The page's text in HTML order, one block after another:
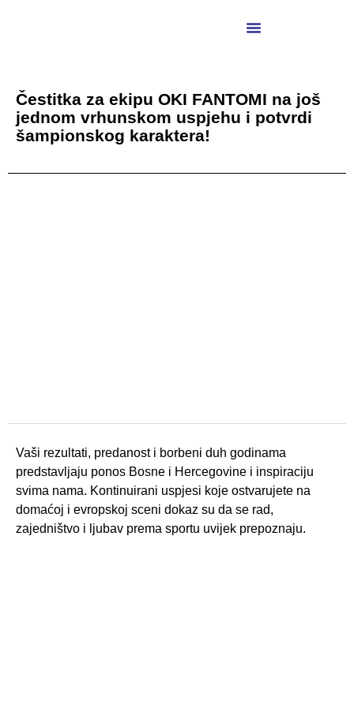
Čestitka za ekipu OKI FANTOMI na još
jednom vrhunskom uspjehu i potvrdi
šampionskog karaktera!
Vaši rezultati, predanost i borbeni duh godinama
predstavljaju ponos Bosne i Hercegovine i inspiraciju
svima nama. Kontinuirani uspjesi koje ostvarujete na
domaćoj i evropskoj sceni dokaz su da se rad,
zajedništvo i ljubav prema sportu uvijek prepoznaju.